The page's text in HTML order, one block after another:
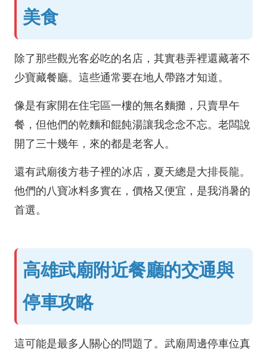
美食
除了那些觀光客必吃的名店，其實巷弄裡還藏著不
少寶藏餐廳。這些通常要在地人帶路才知道。
像是有家開在住宅區一樓的無名麵攤，只賣早午
餐，但他們的乾麵和餛飩湯讓我念念不忘。老闆說
開了三十幾年，來的都是老客人。
還有武廟後方巷子裡的冰店，夏天總是大排長龍。
他們的八寶冰料多實在，價格又便宜，是我消暑的
首選。
高雄武廟附近餐廳的交通與
停車攻略
這可能是最多人關心的問題了。武廟周邊停車位真